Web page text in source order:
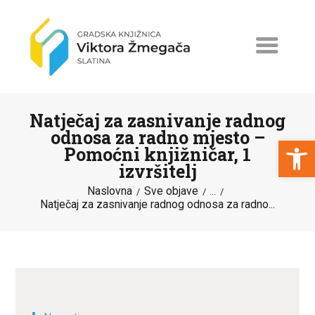
Open toolbar
Natječaj za zasnivanje radnog
odnosa za radno mjesto –
Pomoćni knjižničar, 1
izvršitelj
Naslovna Sve objave ...
Natječaj za zasnivanje radnog odnosa za radno...
NASLOVNA
NOVOSTI